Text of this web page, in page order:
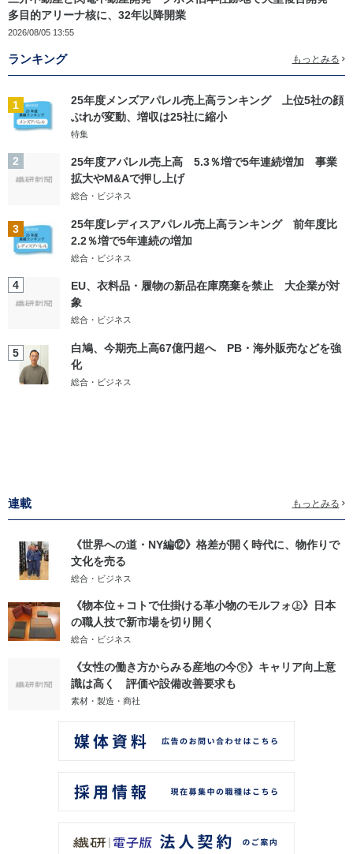
多目的アリーナ核に、32年以降開業
2026/08/05 13:55
ランキング もっとみる
1
25年度メンズアパレル売上高ランキング 上位5社の顔
ぶれが変動、増収は25社に縮小
特集
2
25年度アパレル売上高 5.3％増で5年連続増加 事業
拡大やM&Aで押し上げ
総合・ビジネス
3
25年度レディスアパレル売上高ランキング 前年度比
2.2％増で5年連続の増加
総合・ビジネス
4
EU、衣料品・履物の新品在庫廃棄を禁止 大企業が対
象
総合・ビジネス
5
白鳩、今期売上高67億円超へ PB・海外販売などを強
化
総合・ビジネス
連載 もっとみる
《世界への道・NY編⑫》格差が開く時代に、物作りで
文化を売る
総合・ビジネス
《物本位＋コトで仕掛ける革小物のモルフォ㊤》日本
の職人技で新市場を切り開く
総合・ビジネス
《女性の働き方からみる産地の今㊦》キャリア向上意
識は高く 評価や設備改善要求も
素材・製造・商社